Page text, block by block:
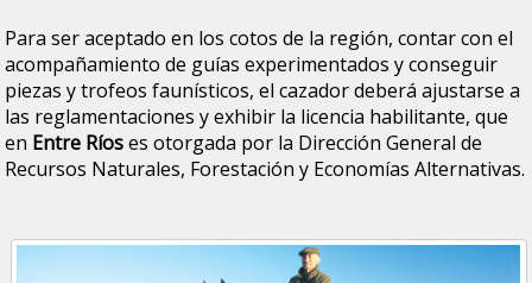
Para ser aceptado en los cotos de la región, contar con el
acompañamiento de guías experimentados y conseguir
piezas y trofeos faunísticos, el cazador deberá ajustarse a
las reglamentaciones y exhibir la licencia habilitante, que
en Entre Ríoses otorgada por la Dirección General de
Recursos Naturales, Forestación y Economías Alternativas.